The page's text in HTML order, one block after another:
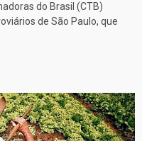
do Brasil (CTB)
de São Paulo, que